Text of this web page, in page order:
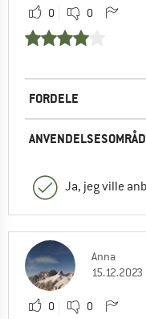
0 0
FORDELE
Ja, jeg ville
Anna
15.12.2023
0 0